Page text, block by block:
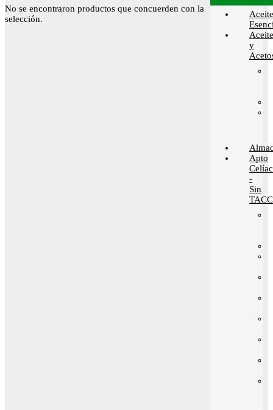
No se encontraron productos que concuerden con la
selección.
y
Apto
-
Sin
TACC